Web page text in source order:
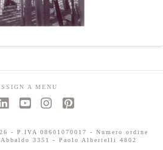
A MENU
- P.IVA 08601070017 - Numero ordine
3351 - Paolo Albertelli 4802